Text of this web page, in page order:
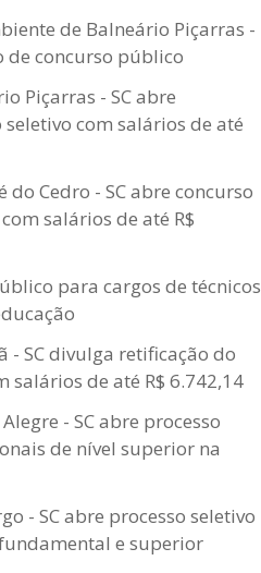
de Balneário Piçarras -
de concurso público
Piçarras - SC abre
seletivo com salários de até
do Cedro - SC abre concurso
salários de até R$
para cargos de técnicos
- SC divulga retificação do
salários de até R$ 6.742,14
- SC abre processo
de nível superior na
- SC abre processo seletivo
e superior